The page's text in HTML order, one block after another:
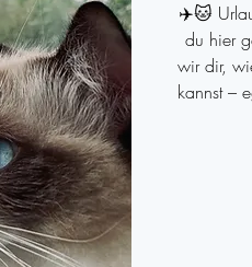
✈️🐱
du hier
wir dir,
kannst –